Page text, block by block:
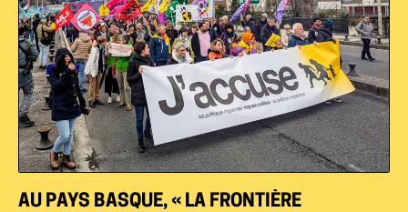
AU PAYS BASQUE, « LA FRONTIÈRE